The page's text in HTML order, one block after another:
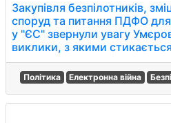
Закупівля безпілотників,
споруд та питання ПДФО
у "ЄС" звернули увагу
виклики, з якими
Політика Електронна війна